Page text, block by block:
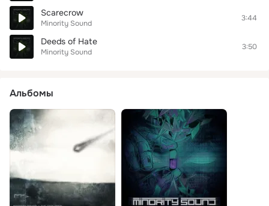
Scarecrow
Minority Sound
3:44
Deeds of Hate
Minority Sound
3:50
Альбомы